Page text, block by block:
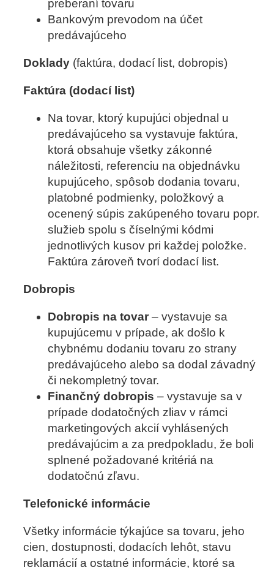
preberaní tovaru
Bankovým prevodom na účet
predávajúceho
Doklady(faktúra, dodací list, dobropis)
Faktúra (dodací list)
Na tovar, ktorý kupujúci objednal u
predávajúceho sa vystavuje faktúra,
ktorá obsahuje všetky zákonné
náležitosti, referenciu na objednávku
kupujúceho, spôsob dodania tovaru,
platobné podmienky, položkový a
ocenený súpis zakúpeného tovaru popr.
služieb spolu s číselnými kódmi
jednotlivých kusov pri každej položke.
Faktúra zároveň tvorí dodací list.
Dobropis
Dobropis na tovar– vystavuje sa
kupujúcemu v prípade, ak došlo k
chybnému dodaniu tovaru zo strany
predávajúceho alebo sa dodal závadný
či nekompletný tovar.
Finančný dobropis – vystavuje sa v
prípade dodatočných zliav v rámci
marketingových akcií vyhlásených
predávajúcim a za predpokladu, že boli
splnené požadované kritériá na
dodatočnú zľavu.
Telefonické informácie
Všetky informácie týkajúce sa tovaru, jeho
cien, dostupnosti, dodacích lehôt, stavu
reklamácií a ostatné informácie, ktoré sa